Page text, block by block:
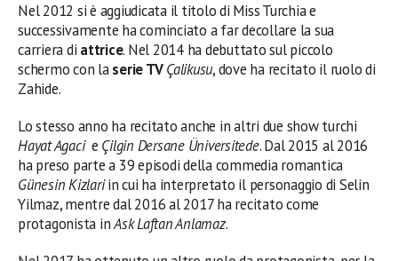
Nel 2012 si è aggiudicata il titolo di Miss Turchia e
successivamente ha cominciato a far decollare la sua
carriera di attrice. Nel 2014 ha debuttato sul piccolo
schermo con laserie TVÇalikusu, dove ha recitato il ruolo di
Zahide.
Lo stesso anno ha recitato anche in altri due show turchi
Hayat Agaci e Çilgin Dersane Üniversitede. Dal 2015 al 2016
ha preso parte a 39 episodi della commedia romantica
Günesin Kizlariin cui ha interpretato il personaggio di Selin
Yilmaz, mentre dal 2016 al 2017 ha recitato come
protagonista inAsk Laftan Anlamaz.